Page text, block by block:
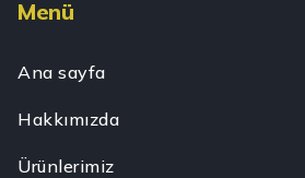
Menü
Ana sayfa
Hakkımızda
Ürünlerimiz